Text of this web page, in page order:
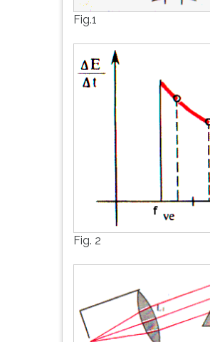
Fig.1
Fig. 2